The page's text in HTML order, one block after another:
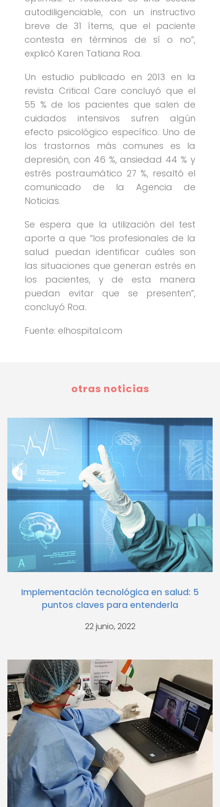
autodiligenciable, con un instructivo
breve de 31 ítems, que el paciente
contesta en términos de sí o no”,
explicó Karen Tatiana Roa.
Un estudio publicado en 2013 en la
revista Critical Care concluyó que el
55 % de los pacientes que salen de
cuidados intensivos sufren algún
efecto psicológico específico. Uno de
los trastornos más comunes es la
depresión, con 46 %, ansiedad 44 % y
estrés postraumático 27 %, resaltó el
comunicado de la Agencia de
Noticias.
Se espera que la utilización del test
aporte a que “los profesionales de la
salud puedan identificar cuáles son
las situaciones que generan estrés en
los pacientes, y de esta manera
puedan evitar que se presenten”,
concluyó Roa.
Fuente: elhospital.com
otras noticias
Implementación tecnológica en salud: 5
puntos claves para entenderla
22 junio, 2022